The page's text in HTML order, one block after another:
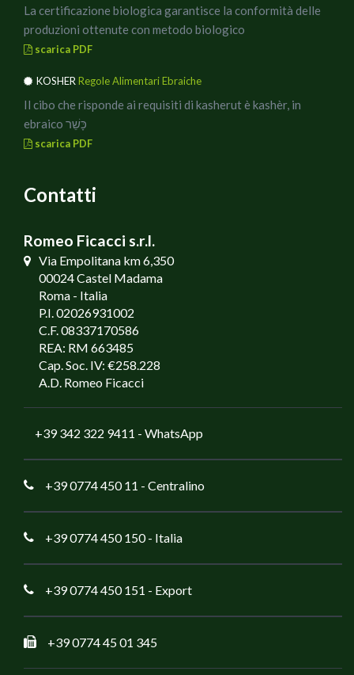
La certificazione biologica garantisce la conformità delle
produzioni ottenute con metodo biologico
scarica PDF
KOSHER Regole Alimentari Ebraiche
Il cibo che risponde ai requisiti di kasherut è kashèr, in
ebraico כָּשֵׁר
scarica PDF
Contatti
Romeo Ficacci s.r.l.
Via Empolitana km 6,350
00024 Castel Madama
Roma - Italia
P.I. 02026931002
C.F. 08337170586
REA: RM 663485
Cap. Soc. IV: €258.228
A.D. Romeo Ficacci
+39 342 322 9411 - WhatsApp
+39 0774 450 11 - Centralino
+39 0774 450 150- Italia
+39 0774 450 151 - Export
+39 0774 45 01 345